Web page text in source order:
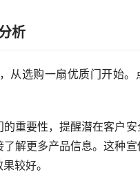
析
从选购一扇优质门开始。
重要性，提醒潜在客户
解更多产品信息。这种
较好。